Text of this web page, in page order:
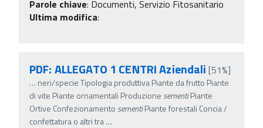
Parole chiave: Documenti, Servizio Fitosanitario
Ultima modifica:
PDF: ALLEGATO 1 CENTRI Aziendali [51%]
… neri/specie Tipologia produttiva Piante da frutto Piante
di vite Piante ornamentali Produzione sementiPiante
Ortive Confezionamento sementiPiante forestali Concia /
confettatura o altri tra…